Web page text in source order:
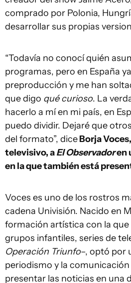
comprado por Polonia,
desarrollar sus propias
“Todavía no conocí quién
programas, pero en España
preproducción y me han
que digo qué curioso. La
hacerlo a mí en mi país, en
puedo dividir. Dejaré que
del formato”, diceBorja
televisivo, aEl Observadoren
en la que también está
Voces es uno de los rostros
cadena Univisión. Nacido en
formación artística con la
grupos infantiles, series de
Operación Triunfo–, optó por
periodismo y la comunicación
presentar las noticias en una